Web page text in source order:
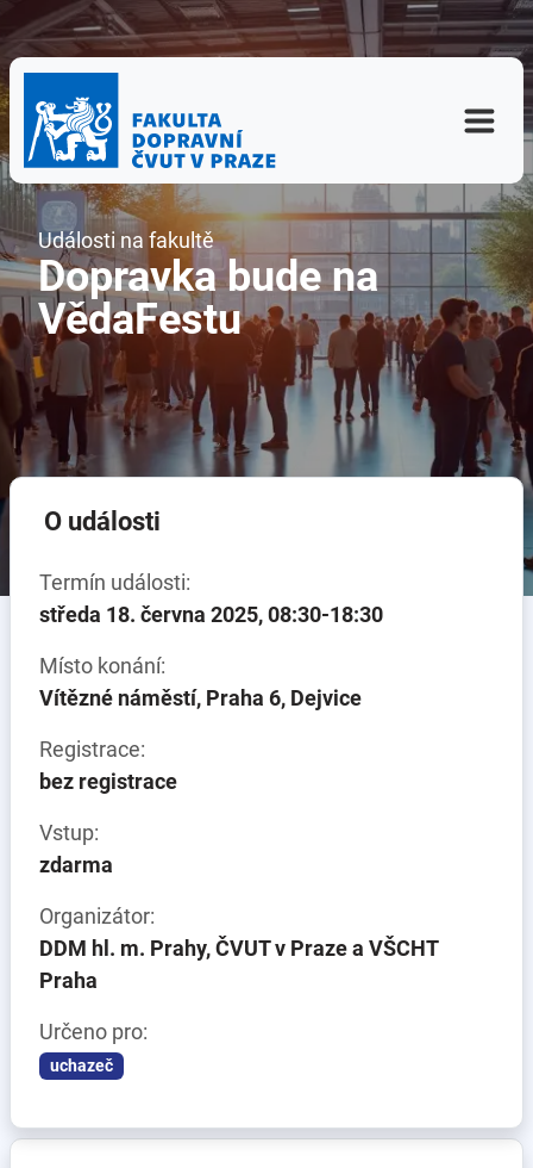
Události na fakultě
Dopravka bude na
VědaFestu
O události
Termín události:
středa 18. června 2025, 08:30-18:30
Místo konání:
Vítězné náměstí, Praha 6, Dejvice
Registrace:
bez registrace
Vstup:
zdarma
Organizátor:
DDM hl. m. Prahy, ČVUT v Praze a VŠCHT
Praha
Určeno pro:
uchazeč